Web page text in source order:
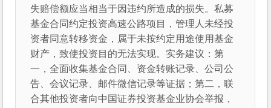
失赔偿额应当相当于因违约所造成的损失。私募
基金合同约定投资高速公路项目，管理人未经投
资者同意转移资金，属于未按约定用途使用基金
财产，致使投资目的无法实现。实务建议：第
一，全面收集基金合同、资金转账记录、公司公
告、会议记录、邮件微信记录等证据；第二，联
合其他投资者向中国证券投资基金业协会举报，